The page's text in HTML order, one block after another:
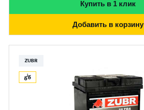
Купить в 1 клик
Добавить в корзину
ZUBR